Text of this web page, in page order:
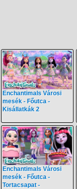
Enchantimals Városi
mesék - Főutca -
Kisállatkák 2
Enchantimals Városi
mesék - Főutca -
Tortacsapat -